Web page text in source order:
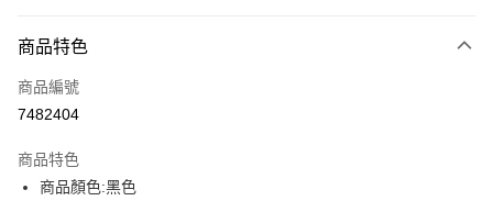
信用卡一次付款
LINE Pay
街口支付
商品特色
商品編號
7482404
商品特色
商品顏色:黑色